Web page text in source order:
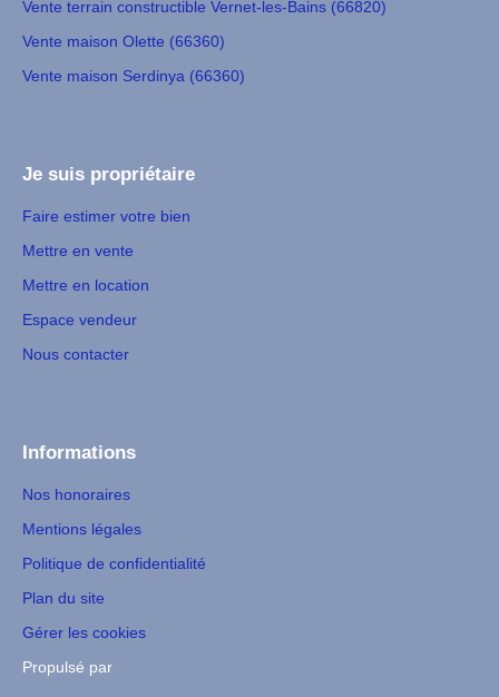
Vente terrain constructible Vernet-les-Bains (66820)
Vente maison Olette (66360)
Vente maison Serdinya (66360)
Je suis propriétaire
Faire estimer votre bien
Mettre en vente
Mettre en location
Espace vendeur
Nous contacter
Informations
Nos honoraires
Mentions légales
Politique de confidentialité
Plan du site
Gérer les cookies
Propulsé par